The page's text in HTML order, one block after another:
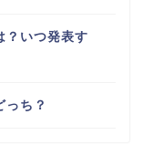
？いつ発表す
っち？